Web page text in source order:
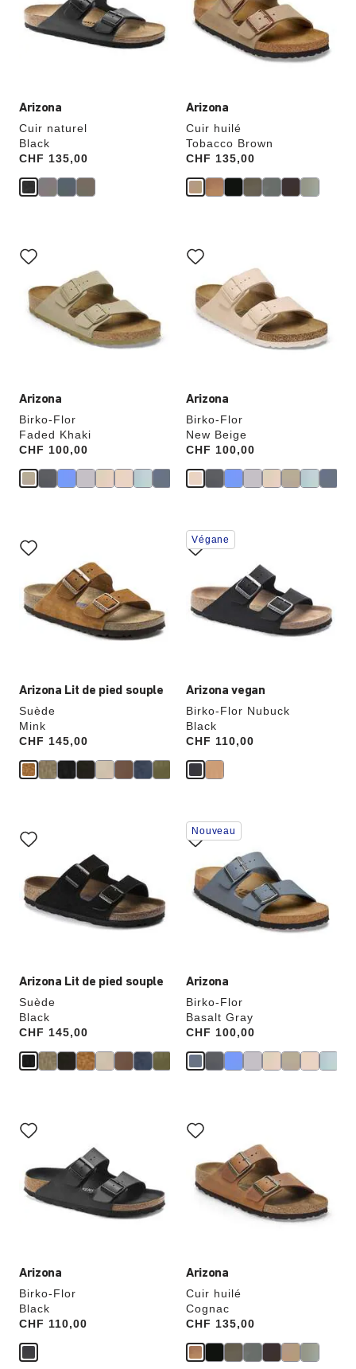
Arizona
Cuir naturel
Black
Price:
CHF 135,00
de
couleurs
modifiera
Arizona
Cuir huilé
Tobacco Brown
Price:
CHF 135,00
de
couleurs
modifiera
Arizona
Birko-Flor
Faded Khaki
Price:
CHF 100,00
sur
les
échantillons
couleurs
modifiera
Arizona
Birko-Flor
New Beige
Price:
CHF 100,00
sur
les
échantillons
couleurs
modifiera
Arizona Lit de pied souple
Suède
Mink
Price:
CHF 145,00
sur
les
échantillons
de
couleurs
modifiera
Arizona vegan
Birko-Flor Nubuck
Black
Price:
CHF 110,00
Cliquer
sur
les
échantillons
de
couleurs
modifiera
Végane
Arizona Lit de pied souple
Suède
Black
Price:
CHF 145,00
sur
les
échantillons
de
couleurs
modifiera
l’image
Arizona
Birko-Flor
Basalt Gray
Price:
CHF 100,00
Cliquer
sur
les
échantillons
couleurs
modifiera
Nouveau
Arizona
Birko-Flor
Black
Price:
CHF 110,00
sur
les
échantillons
de
couleurs
modifiera
Arizona
Cuir huilé
Cognac
Price:
CHF 135,00
sur
les
échantillons
couleurs
modifiera